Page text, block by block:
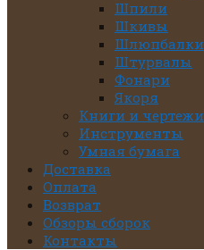
Шпили
Шкивы
Шлюпбалки
Штурвалы
Фонари
Якоря
Книги и чертежи
Инструменты
Умная бумага
Доставка
Оплата
Возврат
Обзоры сборок
Контакты